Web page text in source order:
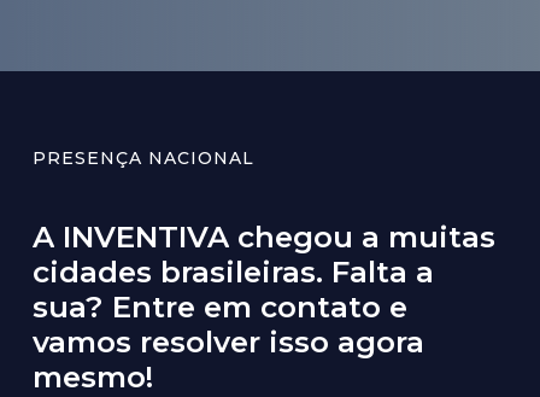
PRESENÇA NACIONAL
A INVENTIVA chegou a muitas
cidades brasileiras. Falta a
sua? Entre em contato e
vamos resolver isso agora
mesmo!